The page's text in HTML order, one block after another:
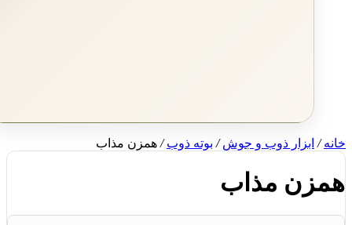
/ابزار ذوب و جوش/ بوته ذوب/همزن مذاب
مذاب